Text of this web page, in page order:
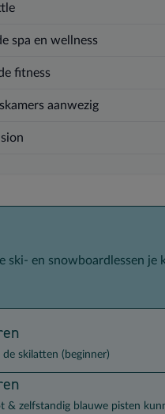
spa en wellness
fitness
aanwezig
ski- en snowboardlessen je
de skilatten (beginner)
& zelfstandig blauwe pisten